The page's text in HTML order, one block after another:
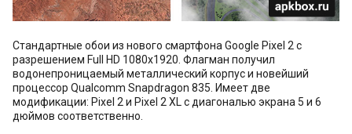
Стандартные обои из нового смартфона Google Pixel 2 с
разрешением Full HD 1080x1920. Флагман получил
водонепроницаемый металлический корпус и новейший
процессор Qualcomm Snapdragon 835. Имеет две
модификации: Pixel 2 и Pixel 2 XL с диагональю экрана 5 и 6
дюймов соответственно.